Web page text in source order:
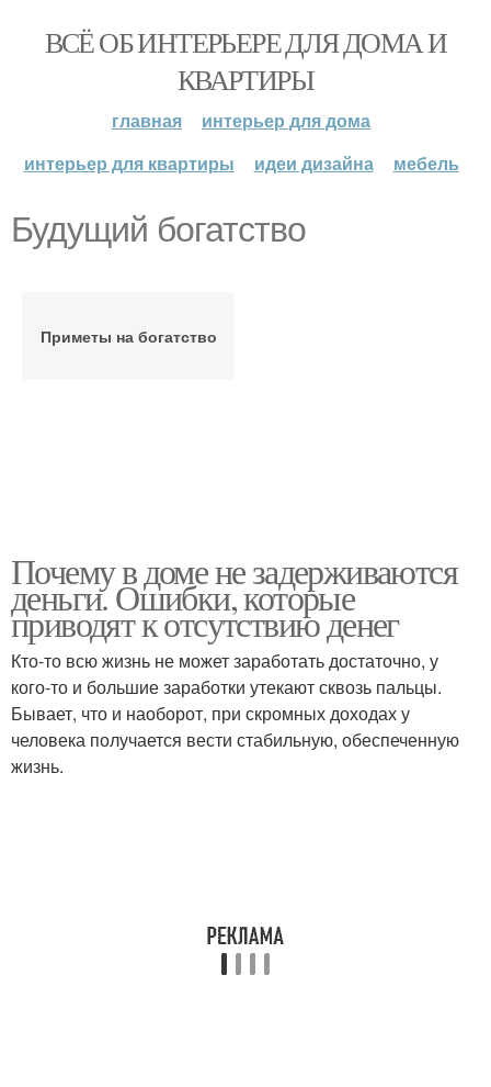
ВСЁ ОБ ИНТЕРЬЕРЕ ДЛЯ ДОМА И
КВАРТИРЫ
главная
интерьер для дома
интерьер для квартиры
идеи дизайна мебель
Будущий богатство
Приметы на богатство
Почему в доме не задерживаются
деньги. Ошибки, которые
приводят к отсутствию денег
Кто-то всю жизнь не может заработать достаточно, у
кого-то и большие заработки утекают сквозь пальцы.
Бывает, что и наоборот, при скромных доходах у
человека получается вести стабильную, обеспеченную
жизнь.